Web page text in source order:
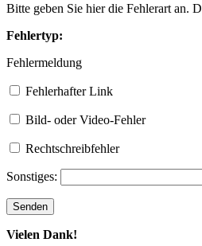
Bitte geben Sie hier die Fehlerart an.
Fehlertyp:
Fehlermeldung
Fehlerhafter Link
Bild- oder Video-Fehler
Rechtschreibfehler
Sonstiges:
Vielen Dank!